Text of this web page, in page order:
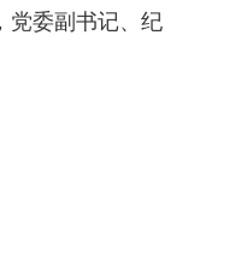
党委副书记、纪